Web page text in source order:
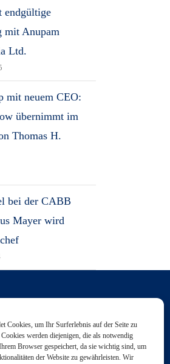
Cookies, um Ihr Surferlebnis auf der Seite zu
werden diejenigen, die als notwendig
Browser gespeichert, da sie wichtig sind, um
der Website zu gewährleisten. Wir
endgültige
mit Anupam
Ltd.
mit neuem CEO:
übernimmt im
Thomas H.
bei der CABB
Mayer wird